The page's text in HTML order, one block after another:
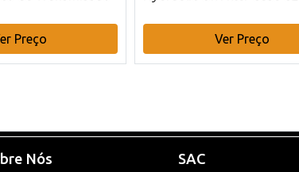
Preço
Ver Preço
Nós SAC